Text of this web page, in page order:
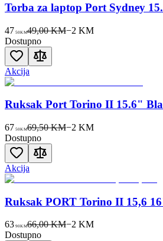
Torba za laptop Port Sydney
47 50KM49,00 KM−2 KM
Dostupno
Akcija
Ruksak Port Torino II 15.6"
67 50KM69,50 KM−2 KM
Dostupno
Akcija
Ruksak PORT Torino II 15,6
63 90KM66,00 KM−2KM
Dostupno